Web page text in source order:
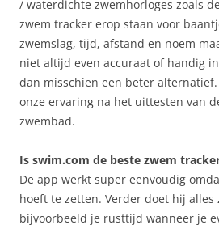
/ waterdichte zwemhorloges zoals
zwem tracker erop staan voor
zwemslag, tijd, afstand en noem
niet altijd even accuraat of handig
dan misschien een beter
onze ervaring na het uittesten van
zwembad.
Is swim.com de beste zwem
De app werkt super eenvoudig
hoeft te zetten. Verder doet hij alles
bijvoorbeeld je rusttijd wanneer je